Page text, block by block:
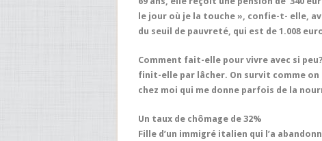
le jour où je la touche », confie-t- elle,
du seuil de pauvreté, qui est de 1.008
Comment fait-elle pour vivre avec si
finit-elle par lâcher. On survit comme
chez moi qui me donne parfois de la
Un taux de chômage de 32%
Fille d’un immigré italien qui l’a